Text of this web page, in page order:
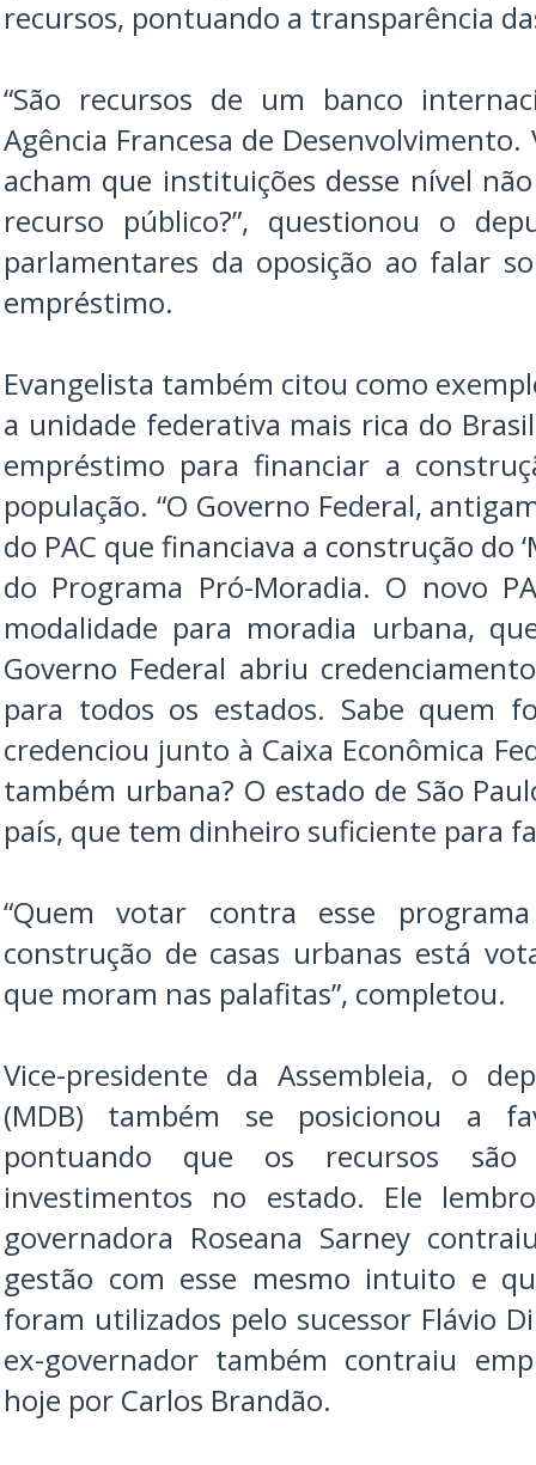
recursos, pontuando a transparência
“São recursos de um banco
Agência Francesa de Desenvolvimento.
acham que instituições desse nível
recurso público?”, questionou o
parlamentares da oposição ao falar
empréstimo.
Evangelista também citou como
a unidade federativa mais rica do
empréstimo para financiar a
população. “O Governo Federal,
do PAC que financiava a construção do
do Programa Pró-Moradia. O novo
modalidade para moradia urbana,
Governo Federal abriu
para todos os estados. Sabe quem
credenciou junto à Caixa Econômica
também urbana? O estado de São
país, que tem dinheiro suficiente para
“Quem votar contra esse
construção de casas urbanas está
que moram nas palafitas”, completou.
Vice-presidente da Assembleia, o
(MDB) também se posicionou a
pontuando que os recursos são
investimentos no estado. Ele
governadora Roseana Sarney
gestão com esse mesmo intuito e
foram utilizados pelo sucessor Flávio
ex-governador também contraiu
hoje por Carlos Brandão.